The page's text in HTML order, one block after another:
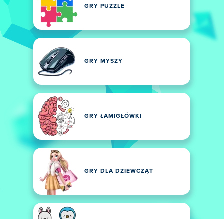
GRY PUZZLE
GRY MYSZY
GRY ŁAMIGŁÓWKI
GRY DLA DZIEWCZĄT